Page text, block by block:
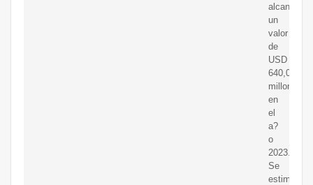
alcanzó
un
valor
de
USD
640,09
millones
en
el
a?
o
2023.
Se
estima